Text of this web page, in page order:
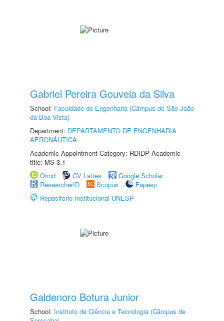
Gabriel Pereira Gouveia da Silva
School: Faculdade de Engenharia (Câmpus de São João
da Boa Vista)
Department: DEPARTAMENTO DE ENGENHARIA
AERONÁUTICA
Academic Appointment Category: RDIDP Academic
title: MS-3.1
Orcid
CV Lattes
Google Scholar
ResearcherID
Scopus
Fapesp
Repositório Institucional UNESP
Galdenoro Botura Junior
School: Instituto de Ciência e Tecnologia (Câmpus de